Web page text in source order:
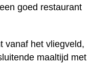
goed restaurant
vanaf het vliegveld,
maaltijd met